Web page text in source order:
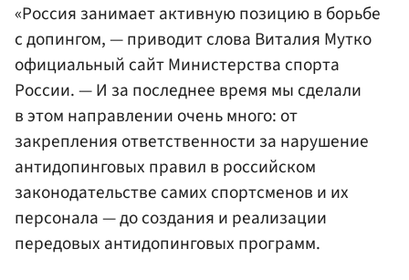
«Россия занимает активную позицию в борьбе
с допингом, — приводит слова Виталия Мутко
официальный сайтМинистерства спорта
России. — И за последнее время мы сделали
в этом направлении очень много: от
закрепления ответственности за нарушение
антидопинговых правил в российском
законодательстве самих спортсменов и их
персонала — до создания и реализации
передовых антидопинговых программ.